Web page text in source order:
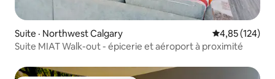
Suite · Northwest Calgary Note
4,85 (124)
Suite MIAT Walk-out - épicerie et aéroport à proximité